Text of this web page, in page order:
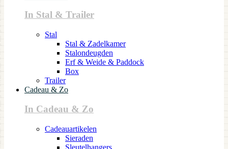
In Stal & Trailer
Stal
Stal & Zadelkamer
Stalondeugden
Erf & Weide & Paddock
Box
Trailer
Cadeau & Zo
In Cadeau & Zo
Cadeauartikelen
Sieraden